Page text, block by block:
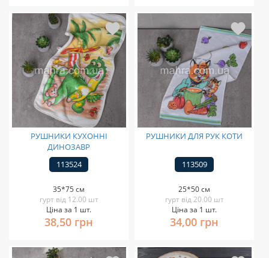
РУШНИКИ КУХОННІ
ДИНОЗАВР
113524
35*75 см
гурт від 12.00 шт
Ціна за 1 шт.
38,50 грн
РУШНИКИ ДЛЯ РУК КОТИ
113509
25*50 см
гурт від 20.00 шт
Ціна за 1 шт.
34,00 грн